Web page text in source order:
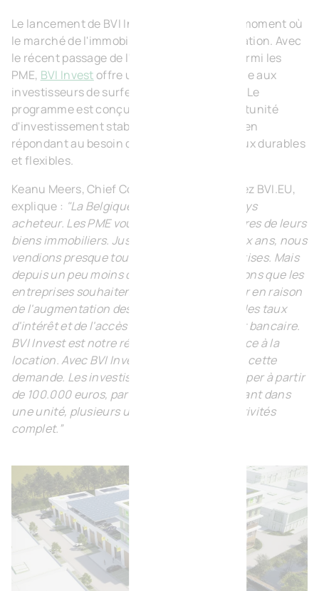
Le lancement de BVI Invest intervient à un moment où
le marché de l'immobilier est en pleine mutation. Avec
le récent passage de l'achat à la location parmi les
PME, BVI Investoffre une opportunité unique aux
investisseurs de surfer sur cette tendance. Le
programme est conçu pour offrir une opportunité
d'investissement stable et attrayante, tout en
répondant au besoin d'espaces commerciaux durables
et flexibles.
Keanu Meers, Chief Commercial Officer chez BVI.EU,
explique : "La Belgique était autrefois un pays
acheteur. Les PME voulaient être propriétaires de leurs
biens immobiliers. Jusqu'à il y a environ deux ans, nous
vendions presque tout à des petites entreprises. Mais
depuis un peu moins d'un an, nous constatons que les
entreprises souhaitent de plus en plus louer en raison
de l'augmentation des coûts, de la hausse des taux
d'intérêt et de l'accès plus difficile au crédit bancaire.
BVI Invest est notre réponse à cette tendance à la
location. Avec BVI Invest, nous répondons à cette
demande. Les investisseurs peuvent participer à partir
de 100.000 euros, par exemple en investissant dans
une unité, plusieurs unités ou un parc d'activités
complet.”